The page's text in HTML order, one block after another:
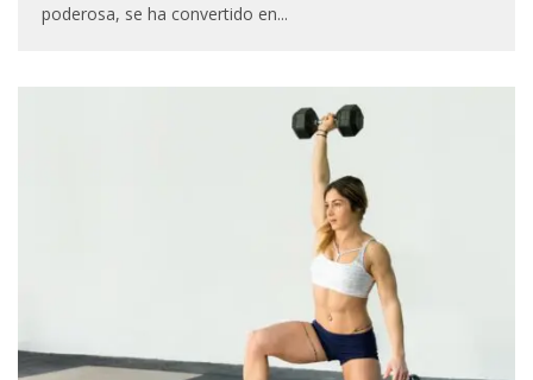
poderosa, se ha convertido en...